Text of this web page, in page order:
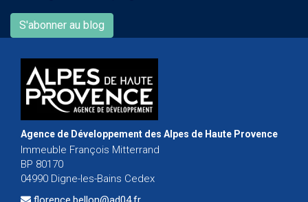
S'abonner au blog
Agence de Développement des Alpes de Haute Provence
Immeuble François Mitterrand
BP 80170
04990 Digne-les-Bains Cedex